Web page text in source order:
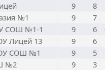
9 8
№1 9 7
СОШ №1-1 9 6
Лицей 13 9 6
СОШ №1 9 5
№2 9 3